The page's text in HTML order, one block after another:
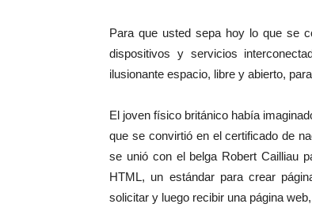
Para que usted sepa hoy lo que se
dispositivos y servicios
ilusionante espacio, libre y abierto,
El joven físico británico había
que se convirtió en el certificado de
se unió con el belga Robert Cailliau
HTML, un estándar para crear
solicitar y luego recibir una página